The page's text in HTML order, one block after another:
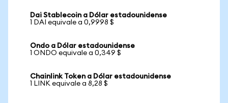
Dai Stablecoin a Dólar estadounidense
1 DAI equivale a 0,9998 $
Ondo a Dólar estadounidense
1 ONDO equivale a 0,349 $
Chainlink Token a Dólar estadounidense
1 LINK equivale a 8,28 $